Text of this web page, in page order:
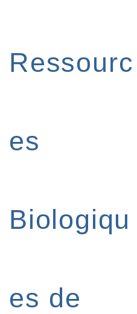
Ressourc
es
Biologiqu
es de